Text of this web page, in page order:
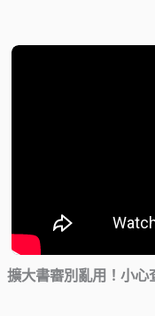
擴大書審別亂用！小心